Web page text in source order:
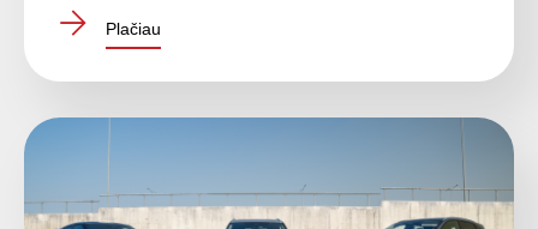
Plačiau